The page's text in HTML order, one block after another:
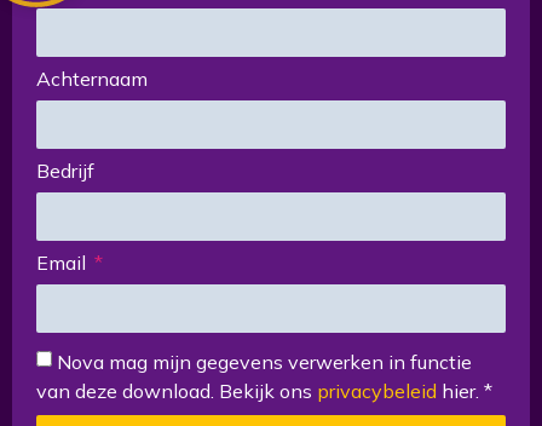
Achternaam
Bedrijf
Email
Nova mag mijn gegevens verwerken in functie
van deze download. Bekijk ons privacybeleid hier. *